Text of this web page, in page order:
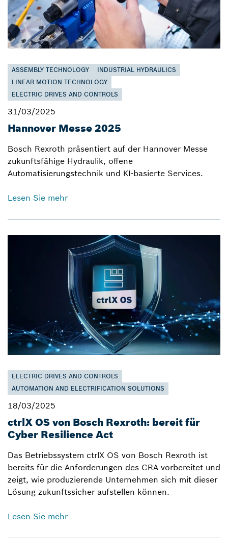
ASSEMBLY TECHNOLOGY
INDUSTRIAL HYDRAULICS
LINEAR MOTION TECHNOLOGY
ELECTRIC DRIVES AND CONTROLS
31/03/2025
Hannover Messe 2025
Bosch Rexroth präsentiert auf der Hannover Messe
zukunftsfähige Hydraulik, offene
Automatisierungstechnik und KI-basierte Services.
Lesen Sie mehr
ELECTRIC DRIVES AND CONTROLS
AUTOMATION AND ELECTRIFICATION SOLUTIONS
18/03/2025
ctrlX OS von Bosch Rexroth: bereit für
Cyber Resilience Act
Das Betriebssystem ctrlX OS von Bosch Rexroth ist
bereits für die Anforderungen des CRA vorbereitet und
zeigt, wie produzierende Unternehmen sich mit dieser
Lösung zukunftssicher aufstellen können.
Lesen Sie mehr